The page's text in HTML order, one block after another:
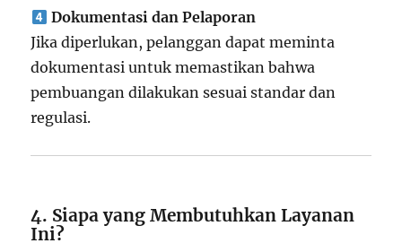
Dokumentasi dan Pelaporan
Jika diperlukan, pelanggan dapat meminta
dokumentasi untuk memastikan bahwa
pembuangan dilakukan sesuai standar dan
regulasi.
4. Siapa yang Membutuhkan Layanan
Ini?